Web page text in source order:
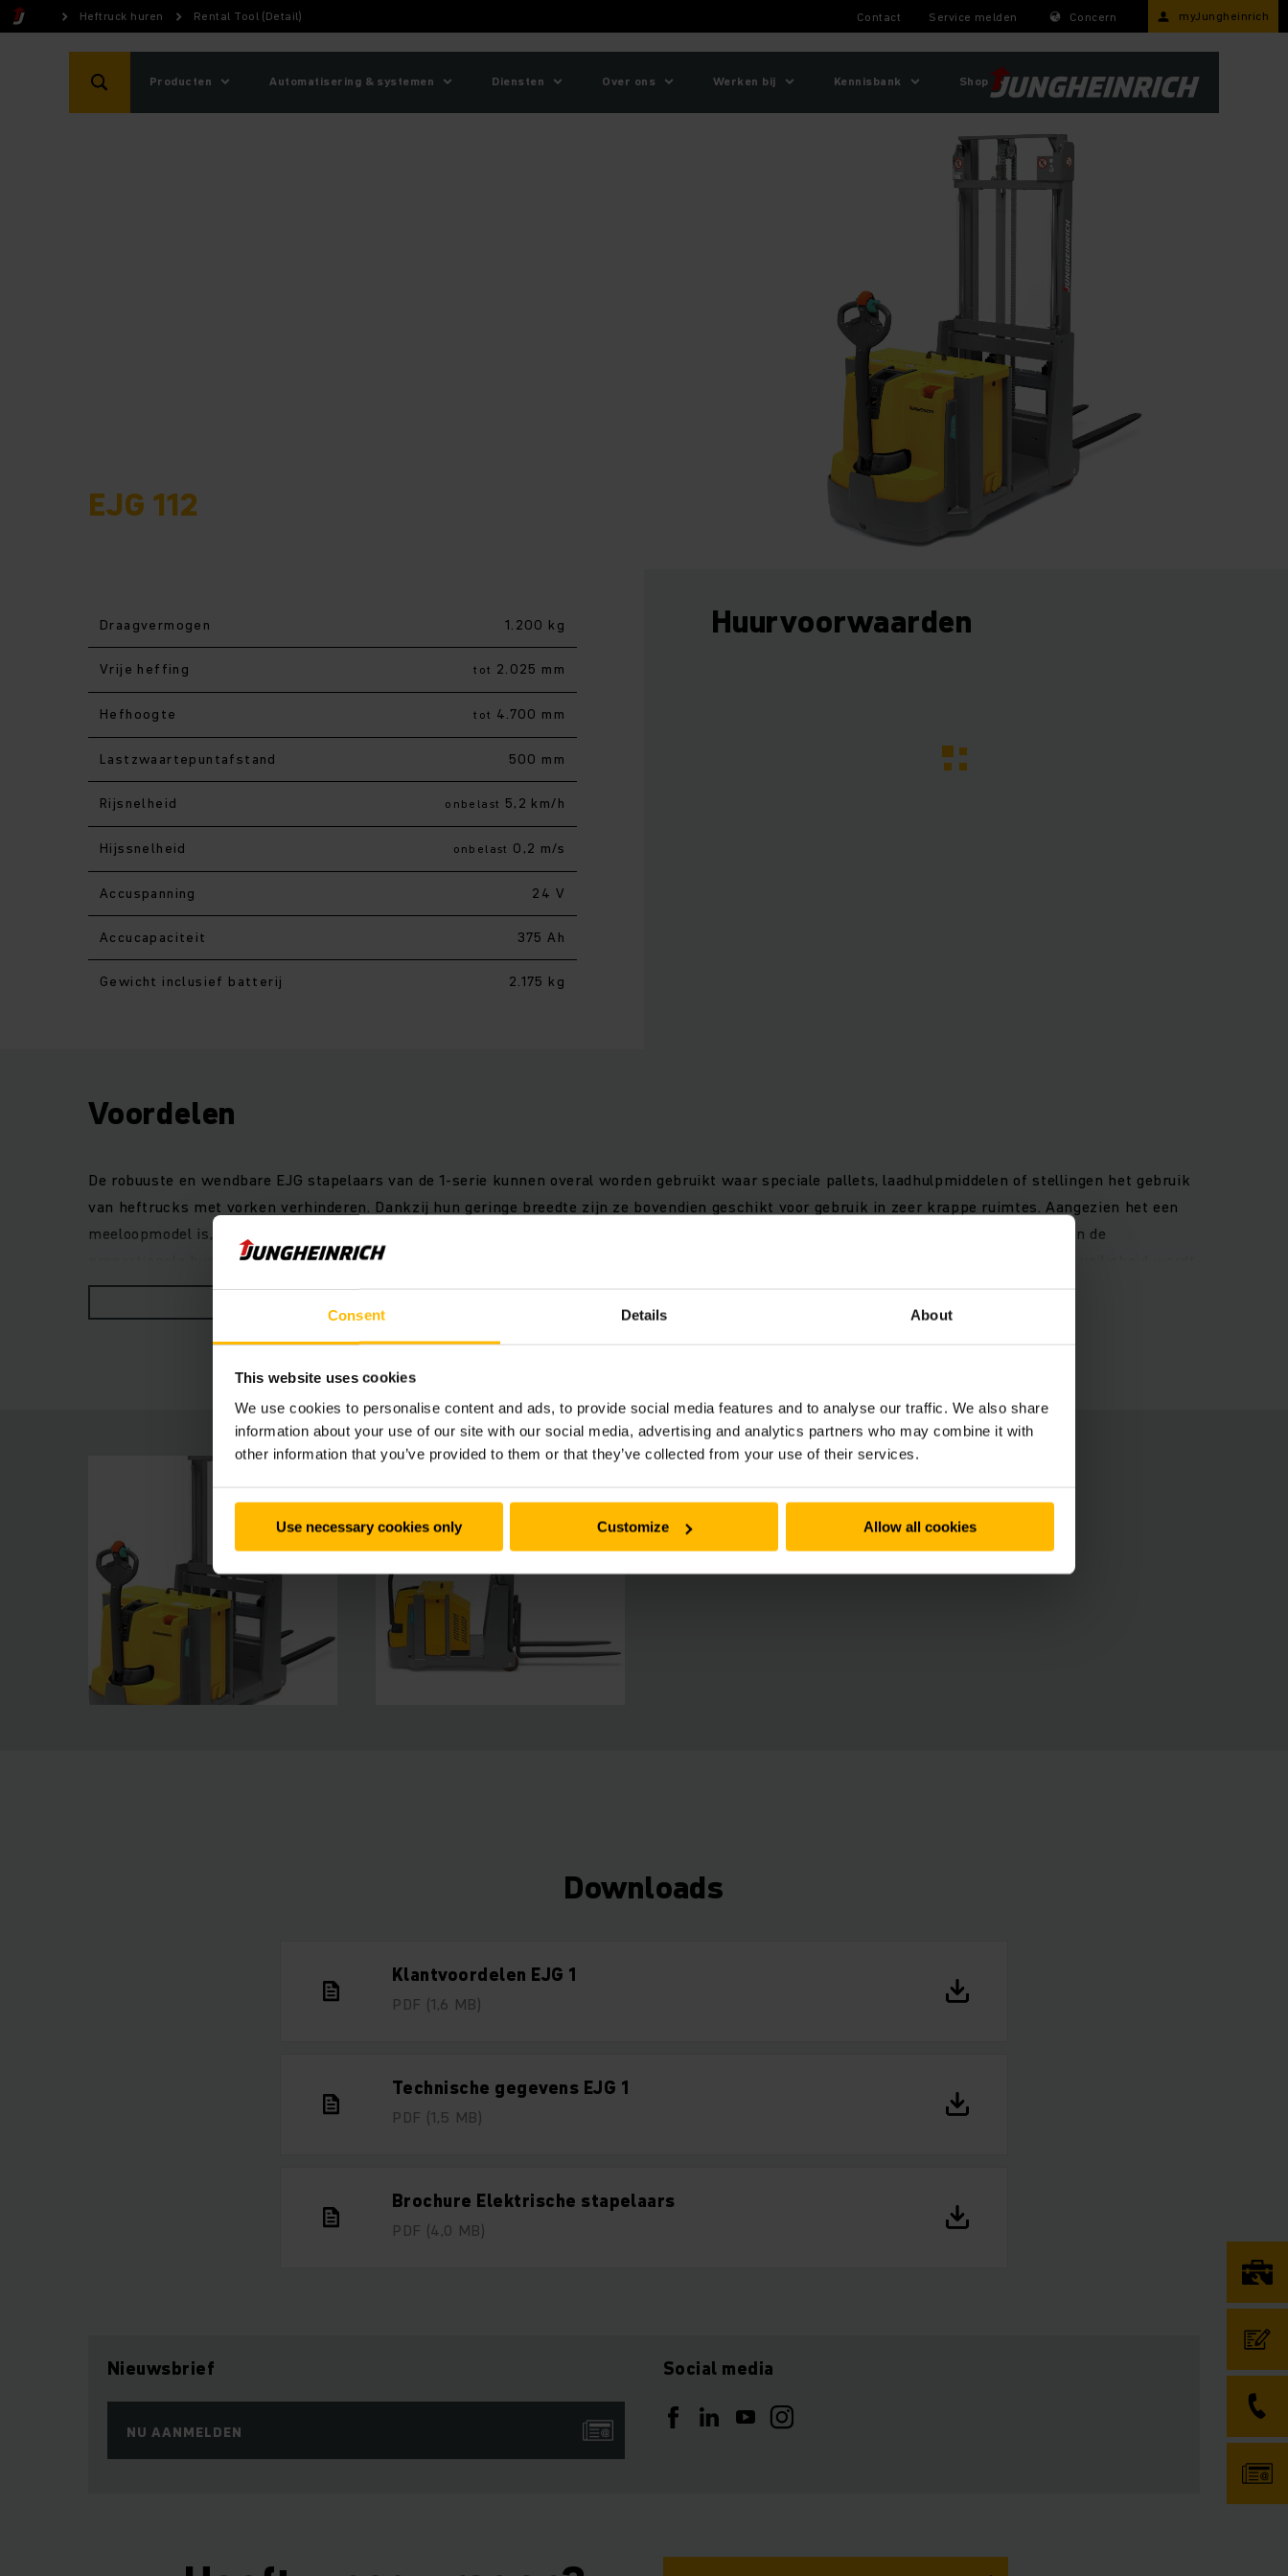
Consent Details About
This website uses cookies
We use cookies to personalise content and ads, to provide social media features and to analyse our traffic. We also share
information about your use of our site with our social media, advertising and analytics partners who may combine it with
other information that you’ve provided to them or that they’ve collected from your use of their services.
Use necessary cookies only Customize Allow all cookies
Heftruck huren Rental Tool (Detail) Contact Service melden Concern myJungheinrich
Producten Automatisering & systemen Diensten Over ons Werken bij Kennisbank Shop
EJG 112
Draagvermogen 1.200 kg
Vrije heffing tot 2.025 mm
Hefhoogte tot 4.700 mm
Lastzwaartepuntafstand 500 mm
Rijsnelheid onbelast 5,2 km/h
Hijssnelheid onbelast 0,2 m/s
Accuspanning 24 V
Accucapaciteit 375 Ah
Gewicht inclusief batterij 2.175 kg
Huurvoorwaarden
Voordelen
De robuuste en wendbare EJG stapelaars van de 1-serie kunnen overal worden gebruikt waar speciale pallets, laadhulpmiddelen of stellingen het gebruik
van heftrucks met vorken verhinderen. Dankzij hun geringe breedte zijn ze bovendien geschikt voor gebruik in zeer krappe ruimtes. Aangezien het een
meeloopmodel is, zijn frequente bestuurderwissels snel en probleemloos mogelijk. De gevoelige, toerentalgeregelde hydraulische motor en de
proportionele hydraulica zorgen ervoor dat de last zacht, materiaalvriendelijk en toch snel kan worden bewogen. Nog een bijdrage aan de veiligheid wordt
geleverd door de lange, onderaan bevestigde dissel en de kruipgangknop, die traag en veilig manoeuvreren met rechtopstaande dissel mogelijk maakt.
Downloads
Klantvoordelen EJG 1
PDF (1,6 MB)
Technische gegevens EJG 1
PDF (1,5 MB)
Brochure Elektrische stapelaars
PDF (4,0 MB)
Nieuwsbrief
NU AANMELDEN
Social media